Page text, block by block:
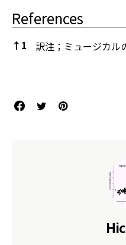
References
↑ 1 訳注；ミュージカル